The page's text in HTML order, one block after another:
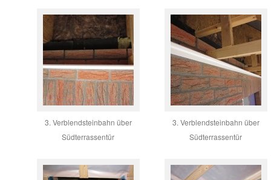
3. Verblendsteinbahn über
Südterrassentür
3. Verblendsteinbahn über
Südterrassentür